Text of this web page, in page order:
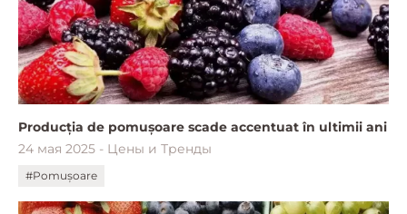
Producția de pomușoare scade accentuat în ultimii ani
24 мая 2025 - Цены и Тренды
#Pomușoare